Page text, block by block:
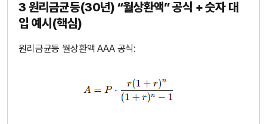
3 원리금균등(30년) “월상환액” 공식 + 숫자 대
입 예시(핵심)
원리금균등 월상환액 AAA 공식: